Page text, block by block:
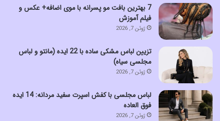
7 بهترین بافت مو پسرانه با موی اضافه+ عکس و
فیلم آموزش
ژوئن 7, 2026
تزیین لباس مشکی ساده با 22 ایده (مانتو و لباس
مجلسی سیاه)
ژوئن 7, 2026
لباس مجلسی با کفش اسپرت سفید مردانه: 14 ایده
فوق العاده
ژوئن 7, 2026